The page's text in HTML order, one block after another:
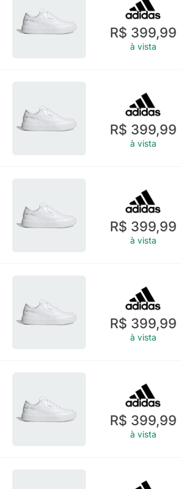
R$ 399,99
à vista
R$ 399,99
à vista
R$ 399,99
à vista
R$ 399,99
à vista
R$ 399,99
à vista